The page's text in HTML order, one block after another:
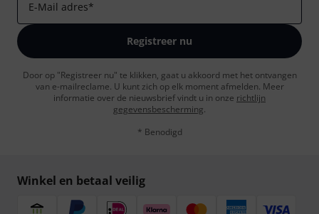
E-Mail adres*
Registreer nu
Door op "Registreer nu" te klikken, gaat u akkoord met het ontvangen
van e-mailreclame. U kunt zich op elk moment afmelden. Meer
informatie over de nieuwsbrief vindt u in onze richtlijn
gegevensbescherming.
* Benodigd
Winkel en betaal veilig